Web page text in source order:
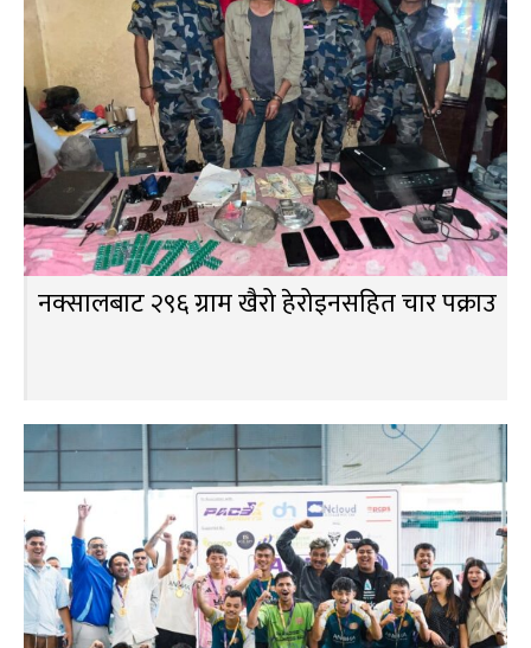
नक्सालबाट २९६ ग्राम खैरो हेरोइनसहित चार पक्राउ